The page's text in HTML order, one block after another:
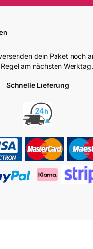
dein Paket noch
am nächsten Werktag.
Schnelle Lieferung